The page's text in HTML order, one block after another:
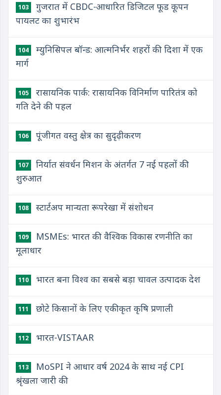
103
गुजरात में CBDC-आधारित डिजिटल फूड कूपन
पायलट का शुभारंभ
104
म्युनिसिपल बॉन्ड: आत्मनिर्भर शहरों की दिशा में एक
मार्ग
105
रासायनिक पार्क: रासायनिक विनिर्माण पारितंत्र को
गति देने की पहल
106 पूंजीगत वस्तु क्षेत्र का सुदृढ़ीकरण
107
निर्यात संवर्धन मिशन के अंतर्गत 7 नई पहलों की
शुरुआत
108 स्टार्टअप मान्यता रूपरेखा में संशोधन
109
MSMEs: भारत की वैश्विक विकास रणनीति का
मूलाधार
110 भारत बना विश्व का सबसे बड़ा चावल उत्पादक देश
111 छोटे किसानों के लिए एकीकृत कृषि प्रणाली
112 भारत-VISTAAR
113
MoSPI ने आधार वर्ष 2024 के साथ नई CPI
श्रृंखला जारी की